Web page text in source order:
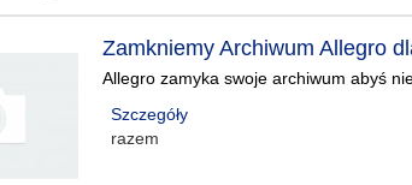
Zamkniemy Archiwum Allegro
Allegro zamyka swoje archiwum abyś
Szczegóły
razem